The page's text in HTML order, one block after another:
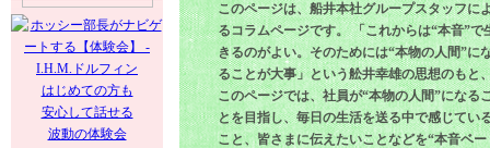
はじめての方も
安心して話せる
波動の体験会
このページは、船井本社グループスタッフに
るコラムページです。 「これからは“本音”で
きるのがよい。そのためには“本物の人間”に
ることが大事」という舩井幸雄の思想のもと
このページでは、社員が“本物の人間”になる
とを目指し、毎日の生活を送る中で感じてい
こと、皆さまに伝えたいことなどを“本音ベー